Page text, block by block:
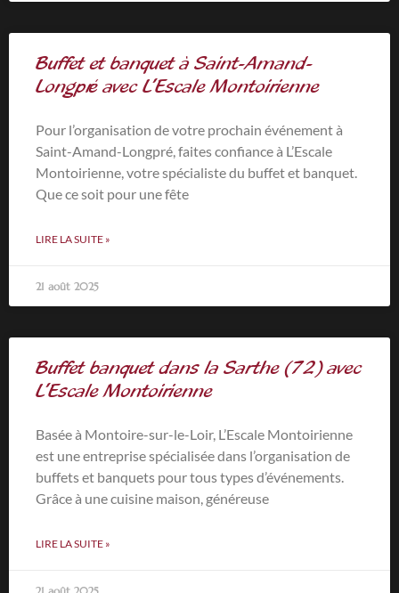
Buffet et banquet à Saint-Amand-
Longpré avec L’Escale Montoirienne
Pour l’organisation de votre prochain événement à
Saint-Amand-Longpré, faites confiance à L’Escale
Montoirienne, votre spécialiste du buffet et banquet.
Que ce soit pour une fête
LIRE LA SUITE »
21 août 2025
Buffet banquet dans la Sarthe (72) avec
L’Escale Montoirienne
Basée à Montoire-sur-le-Loir, L’Escale Montoirienne
est une entreprise spécialisée dans l’organisation de
buffets et banquets pour tous types d’événements.
Grâce à une cuisine maison, généreuse
LIRE LA SUITE »